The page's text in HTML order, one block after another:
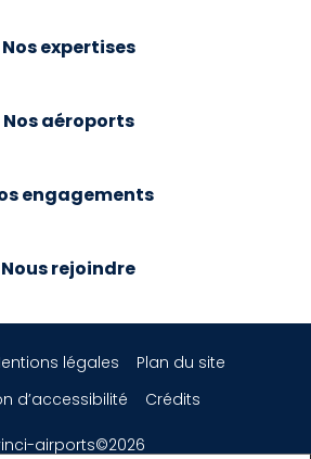
Nos expertises
Nos aéroports
engagements
Nous rejoindre
légales
Plan du site
d’accessibilité Crédits
airports©2026